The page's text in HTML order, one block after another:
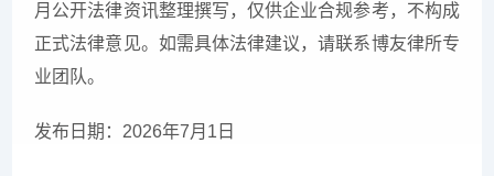
月公开法律资讯整理撰写，仅供企业合规参考，不构成
正式法律意见。如需具体法律建议，请联系博友律所专
业团队。
发布日期：2026年7月1日